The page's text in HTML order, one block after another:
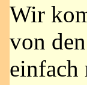
Wir
von
einfach